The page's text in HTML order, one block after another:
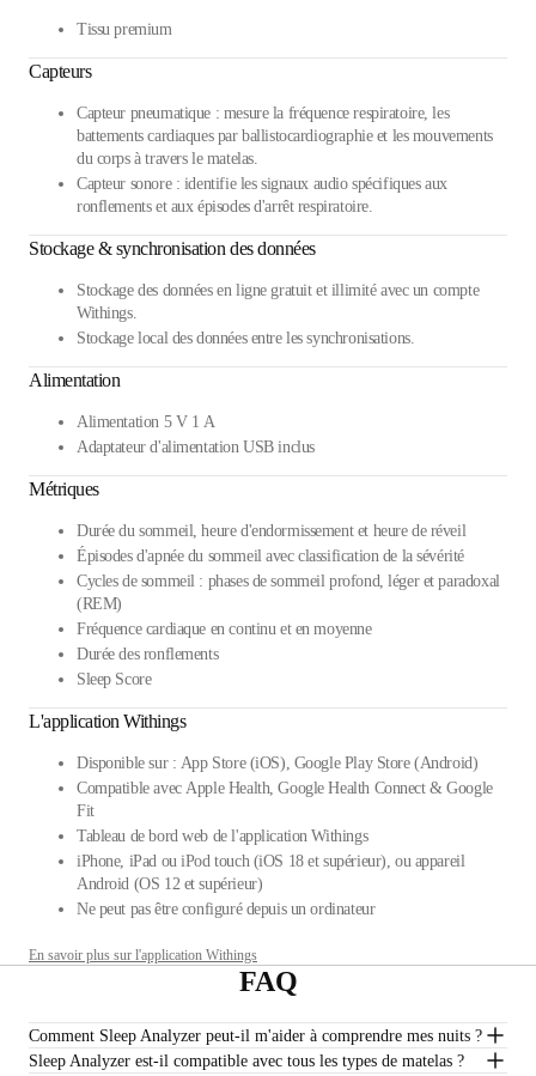
Tissu premium
Capteurs
Capteur pneumatique : mesure la fréquence respiratoire, les
battements cardiaques par ballistocardiographie et les mouvements
du corps à travers le matelas.
Capteur sonore : identifie les signaux audio spécifiques aux
ronflements et aux épisodes d'arrêt respiratoire.
Stockage & synchronisation des données
Stockage des données en ligne gratuit et illimité avec un compte
Withings.
Stockage local des données entre les synchronisations.
Alimentation
Alimentation 5 V 1 A
Adaptateur d'alimentation USB inclus
Métriques
Durée du sommeil, heure d'endormissement et heure de réveil
Épisodes d'apnée du sommeil avec classification de la sévérité
Cycles de sommeil : phases de sommeil profond, léger et paradoxal
(REM)
Fréquence cardiaque en continu et en moyenne
Durée des ronflements
Sleep Score
L'application Withings
Disponible sur : App Store (iOS), Google Play Store (Android)
Compatible avec Apple Health, Google Health Connect & Google
Fit
Tableau de bord web de l'application Withings
iPhone, iPad ou iPod touch (iOS 18 et supérieur), ou appareil
Android (OS 12 et supérieur)
Ne peut pas être configuré depuis un ordinateur
En savoir plus sur l'application Withings
FAQ
Comment Sleep Analyzer peut-il m'aider à comprendre mes nuits ?
Sleep Analyzer est-il compatible avec tous les types de matelas ?